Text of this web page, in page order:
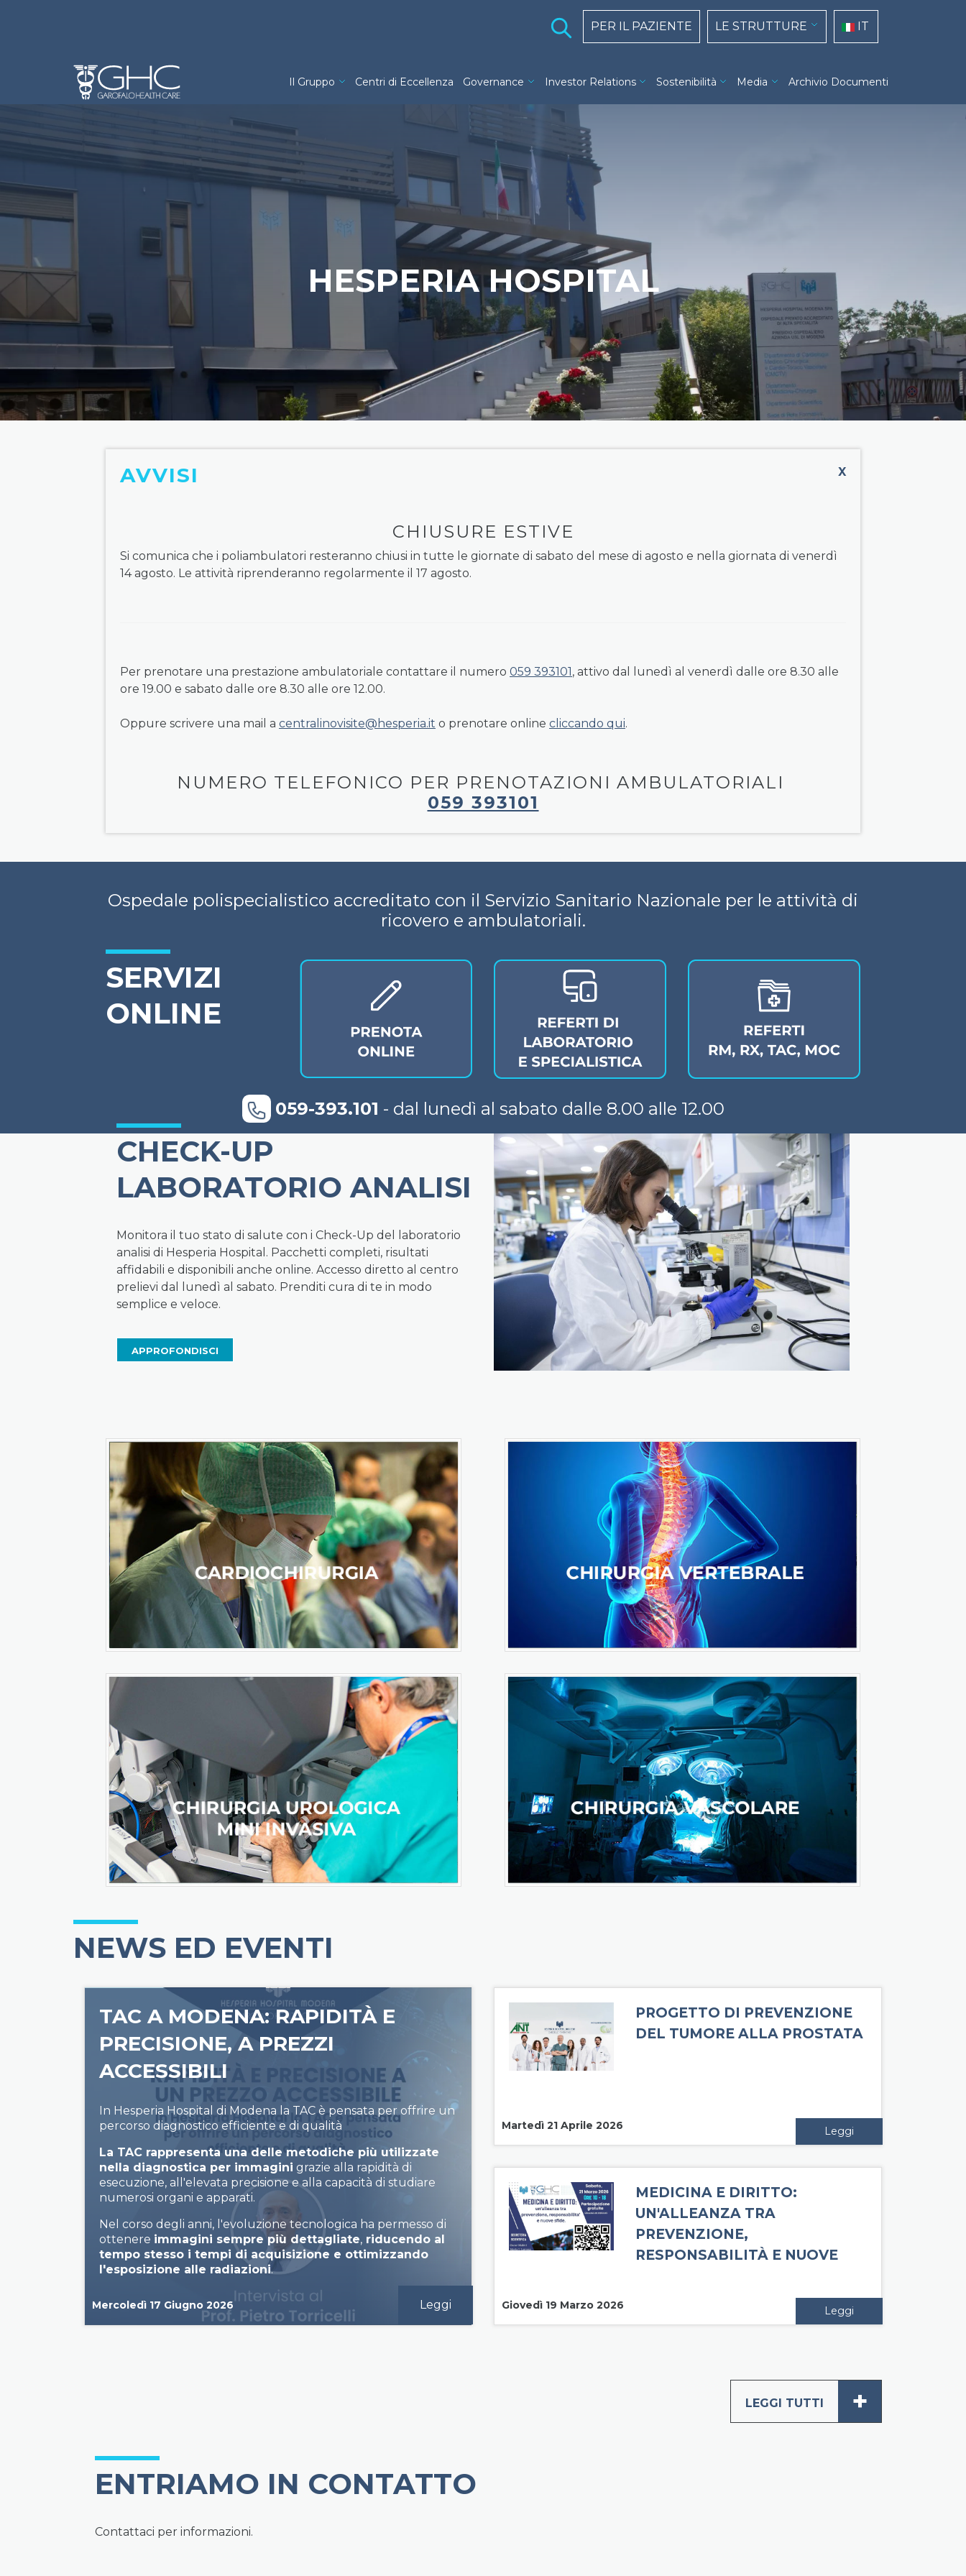
Holding top navigation
PER IL PAZIENTE LE STRUTTURE IT
Il Gruppo Centri di Eccellenza Governance Investor Relations Sostenibilità Media Archivio Documenti
HESPERIA HOSPITAL
AVVISI X
CHIUSURE ESTIVE
Si comunica che i poliambulatori resteranno chiusi in tutte le giornate di sabato del mese di agosto e nella giornata di venerdì
14 agosto. Le attività riprenderanno regolarmente il 17 agosto.
Per prenotare una prestazione ambulatoriale contattare il numero 059 393101, attivo dal lunedì al venerdì dalle ore 8.30 alle
ore 19.00 e sabato dalle ore 8.30 alle ore 12.00.
Oppure scrivere una mail a centralinovisite@hesperia.it o prenotare online cliccando qui.
NUMERO TELEFONICO PER PRENOTAZIONI AMBULATORIALI
059 393101
Ospedale polispecialistico accreditato con il Servizio Sanitario Nazionale per le attività di
ricovero e ambulatoriali.
SERVIZI
ONLINE
059-393.101 - dal lunedì al sabato dalle 8.00 alle 12.00
CHECK-UP
LABORATORIO ANALISI
Monitora il tuo stato di salute con i Check-Up del laboratorio
analisi di Hesperia Hospital. Pacchetti completi, risultati
affidabili e disponibili anche online. Accesso diretto al centro
prelievi dal lunedì al sabato. Prenditi cura di te in modo
semplice e veloce.
APPROFONDISCI
NEWS ED EVENTI
TAC A MODENA: RAPIDITÀ E
PRECISIONE, A PREZZI
ACCESSIBILI
In Hesperia Hospital di Modena la TAC è pensata per offrire un
percorso diagnostico efficiente e di qualità
La TAC rappresenta una delle metodiche più utilizzate
nella diagnostica per immagini grazie alla rapidità di
esecuzione, all'elevata precisione e alla capacità di studiare
numerosi organi e apparati.
Nel corso degli anni, l'evoluzione tecnologica ha permesso di
ottenere immagini sempre più dettagliate, riducendo al
tempo stesso i tempi di acquisizione e ottimizzando
l'esposizione alle radiazioni.
Mercoledì 17 Giugno 2026 Leggi
PROGETTO DI PREVENZIONE
DEL TUMORE ALLA PROSTATA
Martedì 21 Aprile 2026 Leggi
MEDICINA E DIRITTO:
UN'ALLEANZA TRA
PREVENZIONE,
RESPONSABILITÀ E NUOVE
Giovedì 19 Marzo 2026 Leggi
LEGGI TUTTI +
ENTRIAMO IN CONTATTO
Contattaci per informazioni.